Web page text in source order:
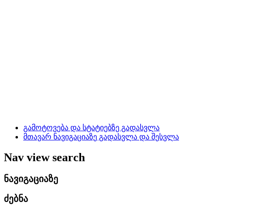
გამოტოვება და სტატიებზე გადასვლა
მთავარ ნავიგაციაზე გადასვლა და შესვლა
Nav view search
ნავიგაციაზე
ძებნა